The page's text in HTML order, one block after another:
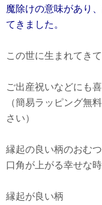
魔除けの意味があり
てきました。
この世に生まれてき
ご出産祝いなどにも
（簡易ラッピング無
さい）
縁起の良い柄のおむ
口角が上がる幸せな
縁起が良い柄